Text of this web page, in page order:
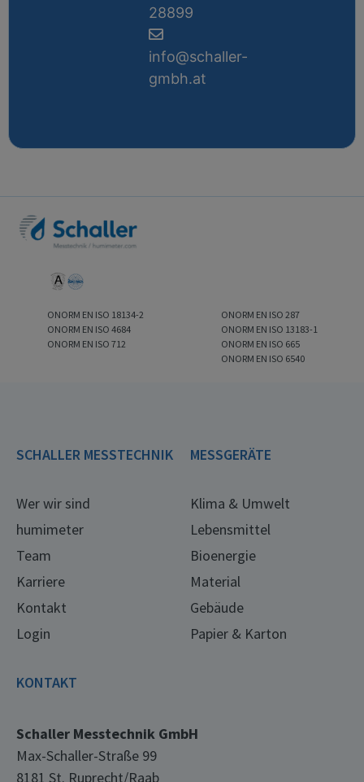
28899
info@schaller-
gmbh.at
ONORM EN ISO 18134-2
ONORM EN ISO 4684
ONORM EN ISO 712
ONORM EN ISO 287
ONORM EN ISO 13183-1
ONORM EN ISO 665
ONORM EN ISO 6540
SCHALLER MESSTECHNIK
Wer wir sind
humimeter
Team
Karriere
Kontakt
Login
MESSGERÄTE
Klima & Umwelt
Lebensmittel
Bioenergie
Material
Gebäude
Papier & Karton
KONTAKT
Schaller Messtechnik GmbH
Max-Schaller-Straße 99
8181 St. Ruprecht/Raab